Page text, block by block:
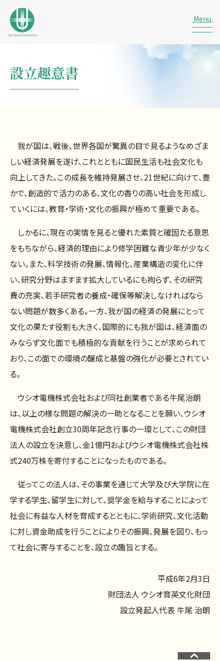
設立趣意書
我が国は、戦後、世界各国が驚異の目で見るようなめざま
しい経済発展を遂げ、これとともに国民生活も社会文化も
向上してきた。この成長を維持発展させ、21世紀に向けて、豊
かで、創造的で活力のある、文化の香りの高い社会を形成し
ていくには、教育・学術・文化の振興が極めて重要である。
しかるに、現在の実情を見ると優れた素質と確固たる意思
をもちながら、経済的理由により修学困難な青少年が少なく
ない。また、科学技術の発展、情報化、産業構造の変化に伴
い、研究分野はますます拡大しているにも拘らず、その研究
費の充実、若手研究者の養成・確保等解決しなければなら
ない問題が数多くある。一方、我が国の経済の発展にとって
文化の果たす役割も大きく、国際的にも我が国は、経済面の
みならず文化面でも積極的な貢献を行うことが求められて
おり、この面での環境の醸成と基盤の強化が必要とされてい
る。
ウシオ電機株式会社および同社創業者である牛尾治朗
は、以上の様な問題の解決の一助となることを願い、ウシオ
電機株式会社創立30周年記念行事の一環として、この財団
法人の設立を決意し、金1億円およびウシオ電機株式会社株
式240万株を寄付することになったものである。
従ってこの法人は、その事業を通じて大学及び大学院に在
学する学生、留学生に対して、奨学金を給与することによって
社会に有益な人材を育成するとともに、学術研究、文化活動
に対し資金助成を行うことによりその振興、発展を図り、もっ
て社会に寄与することを、設立の趣旨とする。
平成6年2月3日
財団法人 ウシオ育英文化財団
設立発起人代表 牛尾 治朗